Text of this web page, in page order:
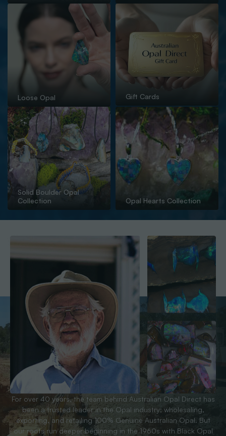
Loose Opal Gift Cards
Solid Boulder Opal
Collection
Opal Hearts Collection
For over 40 years, the team behind Australian Opal Direct has
been a trusted leader in the Opal industry; wholesaling,
exporting, and retailing 100% Genuine Australian Opal. But
our roots run deeper beginning in the 1960s with Black Opal